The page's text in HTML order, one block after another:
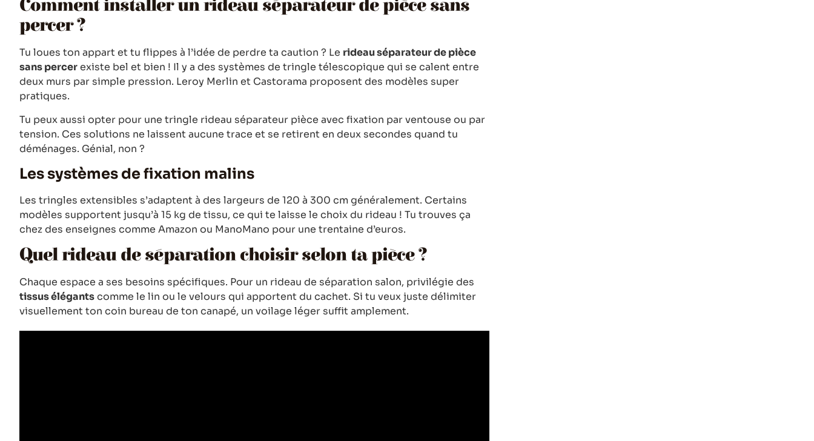
Comment installer un rideau séparateur de pièce sans
percer ?
Tu loues ton appart et tu flippes à l’idée de perdre ta caution ? Le rideau séparateur de pièce
sans percerexiste bel et bien ! Il y a des systèmes de tringle télescopique qui se calent entre
deux murs par simple pression. Leroy Merlin et Castorama proposent des modèles super
pratiques.
Tu peux aussi opter pour une tringle rideau séparateur pièce avec fixation par ventouse ou par
tension. Ces solutions ne laissent aucune trace et se retirent en deux secondes quand tu
déménages. Génial, non ?
Les systèmes de fixation malins
Les tringles extensibles s’adaptent à des largeurs de 120 à 300 cm généralement. Certains
modèles supportent jusqu’à 15 kg de tissu, ce qui te laisse le choix du rideau ! Tu trouves ça
chez des enseignes comme Amazon ou ManoMano pour une trentaine d’euros.
Quel rideau de séparation choisir selon ta pièce ?
Chaque espace a ses besoins spécifiques. Pour un rideau de séparation salon, privilégie des
tissus élégantscomme le lin ou le velours qui apportent du cachet. Si tu veux juste délimiter
visuellement ton coin bureau de ton canapé, un voilage léger suffit amplement.